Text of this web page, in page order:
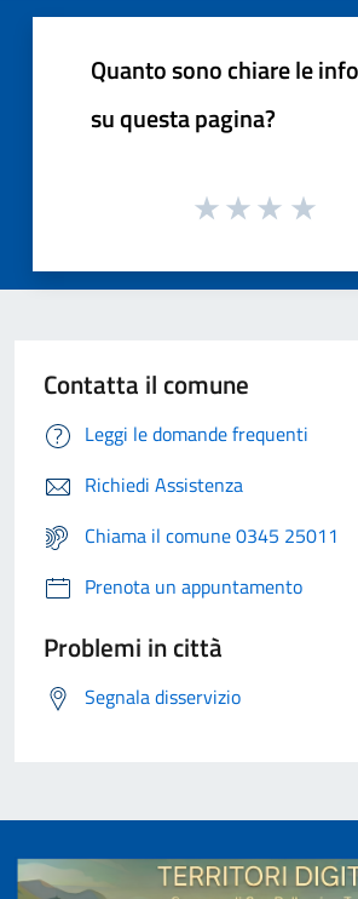
Quanto sono chiare le
su questa pagina?
Contatta il comune
Leggi le domande frequenti
Richiedi Assistenza
Chiama il comune 0345 25011
Prenota un appuntamento
Problemi in città
Segnala disservizio